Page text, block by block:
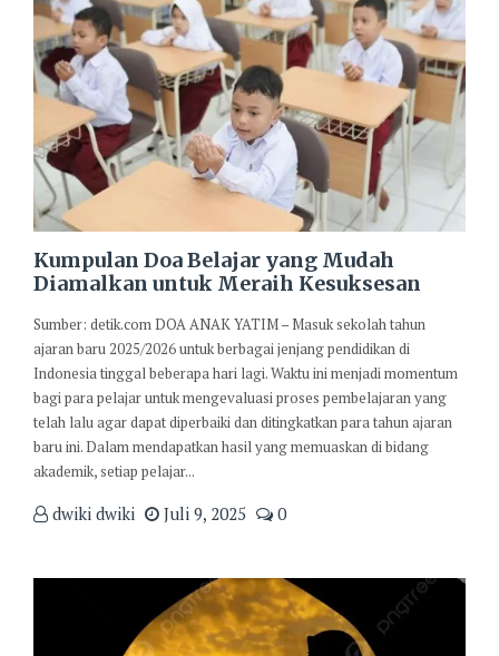
Kumpulan Doa Belajar yang Mudah
Diamalkan untuk Meraih Kesuksesan
Sumber: detik.com DOA ANAK YATIM – Masuk sekolah tahun
ajaran baru 2025/2026 untuk berbagai jenjang pendidikan di
Indonesia tinggal beberapa hari lagi. Waktu ini menjadi momentum
bagi para pelajar untuk mengevaluasi proses pembelajaran yang
telah lalu agar dapat diperbaiki dan ditingkatkan para tahun ajaran
baru ini. Dalam mendapatkan hasil yang memuaskan di bidang
akademik, setiap pelajar...
dwiki dwiki Juli 9, 2025 0